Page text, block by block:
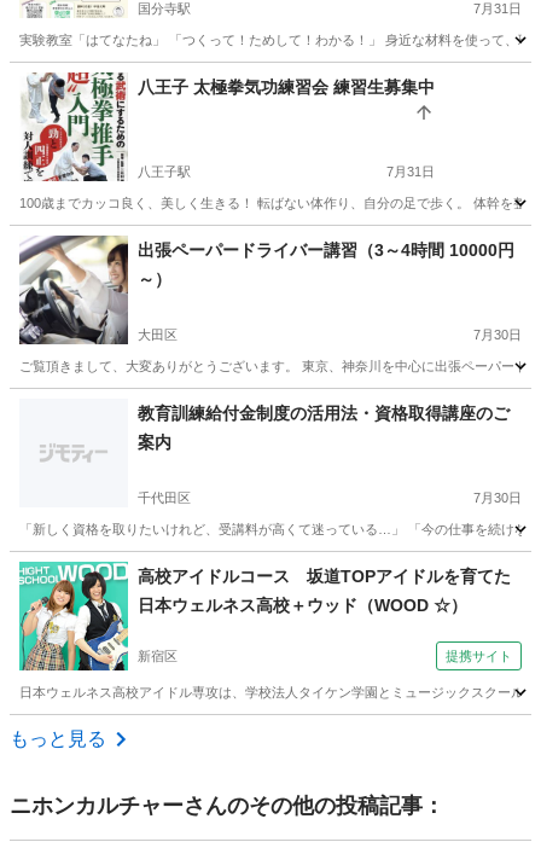
国分寺駅 7月31日
実験教室「はてなたね」 「つくって！ためして！わかる！」 身近な材料を使って、
東京 国分寺市 国分寺駅 その他 スライム
八王子 太極拳気功練習会 練習生募集中
八王子駅 7月31日
100歳までカッコ良く、美しく生きる！ 転ばない体作り、自分の足で歩く。 体幹を
東京 八王子市 八王子駅 その他 武術
出張ペーパードライバー講習（3～4時間 10000円
～）
大田区 7月30日
ご覧頂きまして、大変ありがとうございます。 東京、神奈川を中心に出張ペーパー
その他 ペーパードライバー
教育訓練給付金制度の活用法・資格取得講座のご
案内
千代田区 7月30日
「新しく資格を取りたいけれど、受講料が高くて迷っている…」 「今の仕事を続け
東京 千代田区 その他
高校アイドルコース 坂道TOPアイドルを育てた
日本ウェルネス高校＋ウッド（WOOD ☆）
新宿区 提携サイト
日本ウェルネス高校アイドル専攻は、学校法人タイケン学園とミュージックスクー
東京 新宿区
もっと見る
ニホンカルチャーさんのその他の投稿記事：